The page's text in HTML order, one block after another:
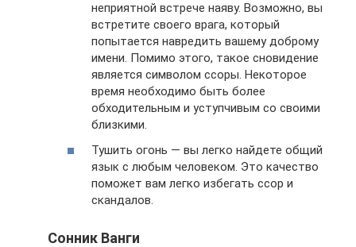
неприятной встрече наяву. Возможно, вы
встретите своего врага, который
попытается навредить вашему доброму
имени. Помимо этого, такое сновидение
является символом ссоры. Некоторое
время необходимо быть более
обходительным и уступчивым со своими
близкими.
Тушить огонь — вы легко найдете общий
язык с любым человеком. Это качество
поможет вам легко избегать ссор и
скандалов.
Сонник Ванги